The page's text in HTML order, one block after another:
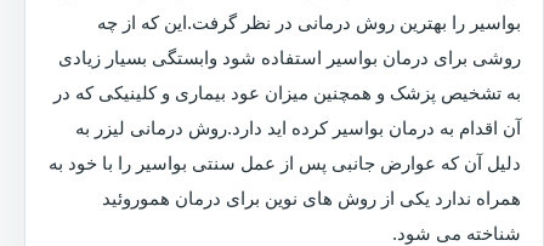
بواسیر را بهترین روش درمانی در نظر گرفت.این که از چه
روشی برای درمان بواسیر استفاده شود وابستگی بسیار زیادی
به تشخیص پزشک و همچنین میزان عود بیماری و کلینیکی که در
آن اقدام به درمان بواسیر کرده اید دارد.روش درمانی لیزر به
دلیل آن که عوارض جانبی پس از عمل سنتی بواسیر را با خود به
همراه ندارد یکی از روش های نوین برای درمان هموروئید
شناخته می شود.